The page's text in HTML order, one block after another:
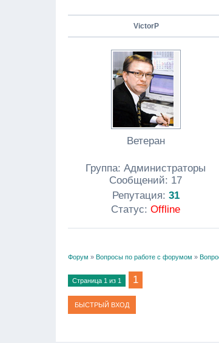
VictorP
Ветеран
Группа: Администраторы
Сообщений: 17
Репутация: 31
Статус: Offline
Форум » Вопросы по работе с форумом »
Страница 1 из 1
1